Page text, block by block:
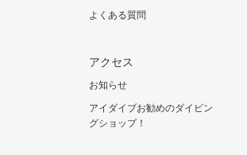
よくある質問
アクセス
お知らせ
アイダイブお勧めのダイビン
グショップ！